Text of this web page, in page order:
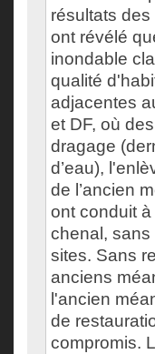
résultats
ont révélé
inondable
qualité
adjacentes
et DF, où
dragage
d’eau),
de l’ancien
ont conduit
chenal,
sites. Sans
anciens
l'ancien
de
compromis.